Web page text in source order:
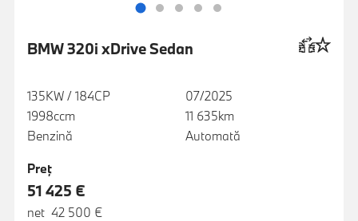
BMW 320i xDrive Sedan
135KW / 184CP
1998ccm
Benzină
07/2025
11 635km
Automată
Preţ
51 425 €
net 42 500 €